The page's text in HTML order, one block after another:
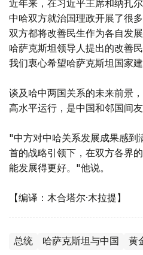
近年来，在习近平主席和纳扎
中哈双方就治国理政开展了很
双方都将改善民生作为各自发
哈萨克斯坦领导人提出的改善
我们衷心希望哈萨克斯坦国家
谈及哈中两国关系的未来前景
高水平运行，是中国和邻国间友
"中方对中哈关系发展成果感到
首的战略引领下，在双方各界
能发展得更好。"他说。
【编译：木合塔尔·木拉提】
总统 哈萨克斯坦与中国 黄